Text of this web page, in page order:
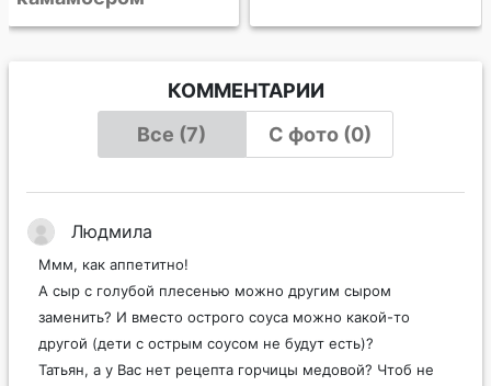
КОММЕНТАРИИ
Все (7)
С фото (0)
Людмила
Ммм, как аппетитно!
А сыр с голубой плесенью можно другим сыром
заменить? И вместо острого соуса можно какой-то
другой (дети с острым соусом не будут есть)?
Татьян, а у Вас нет рецепта горчицы медовой? Чтоб не